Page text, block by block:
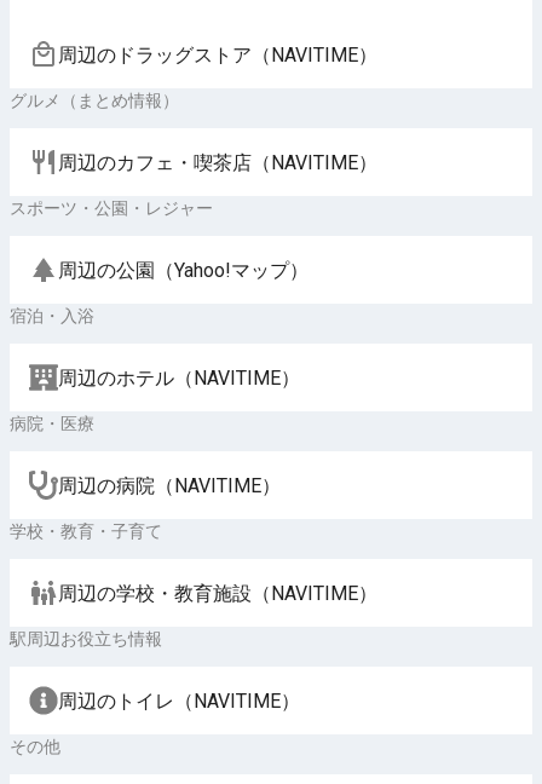
周辺のドラッグストア（NAVITIME）
グルメ（まとめ情報）
周辺のカフェ・喫茶店（NAVITIME）
スポーツ・公園・レジャー
周辺の公園（Yahoo!マップ）
宿泊・入浴
周辺のホテル（NAVITIME）
病院・医療
周辺の病院（NAVITIME）
学校・教育・子育て
周辺の学校・教育施設（NAVITIME）
駅周辺お役立ち情報
周辺のトイレ（NAVITIME）
その他